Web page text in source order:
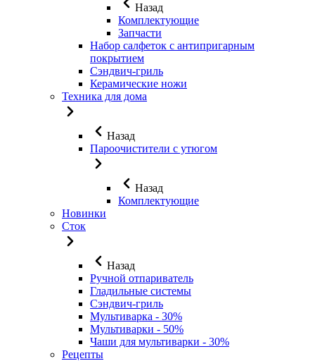
Назад
Комплектующие
Запчасти
Набор салфеток с антипригарным
покрытием
Сэндвич-гриль
Керамические ножи
Техника для дома
Назад
Пароочистители с утюгом
Назад
Комплектующие
Новинки
Сток
Назад
Ручной отпариватель
Гладильные системы
Сэндвич-гриль
Мультиварка - 30%
Мультиварки - 50%
Чаши для мультиварки - 30%
Рецепты